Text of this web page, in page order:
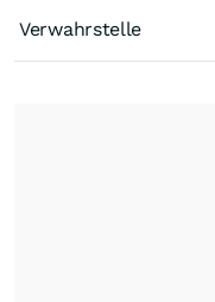
Verwahrstelle